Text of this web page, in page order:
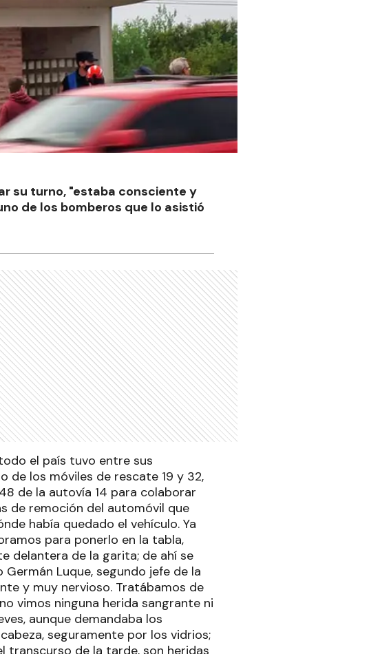
su turno, "estaba consciente y
de los bomberos que lo asistió
el país tuvo entre sus
de los móviles de rescate 19 y 32,
de la autovía 14 para colaborar
de remoción del automóvil que
había quedado el vehículo. Ya
para ponerlo en la tabla,
delantera de la garita; de ahí se
Luque, segundo jefe de la
y muy nervioso. Tratábamos de
vimos ninguna herida sangrante ni
aunque demandaba los
seguramente por los vidrios;
transcurso de la tarde, son heridas